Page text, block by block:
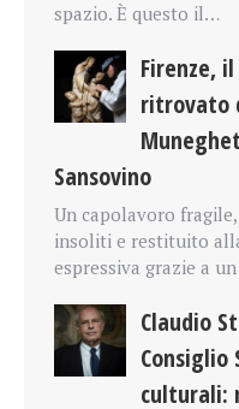
spazio. È questo il…
Firenze,
ritrovato
Sansovino
Un capolavoro
insoliti e restituito
espressiva grazie a
Claudio
Consiglio
culturali: